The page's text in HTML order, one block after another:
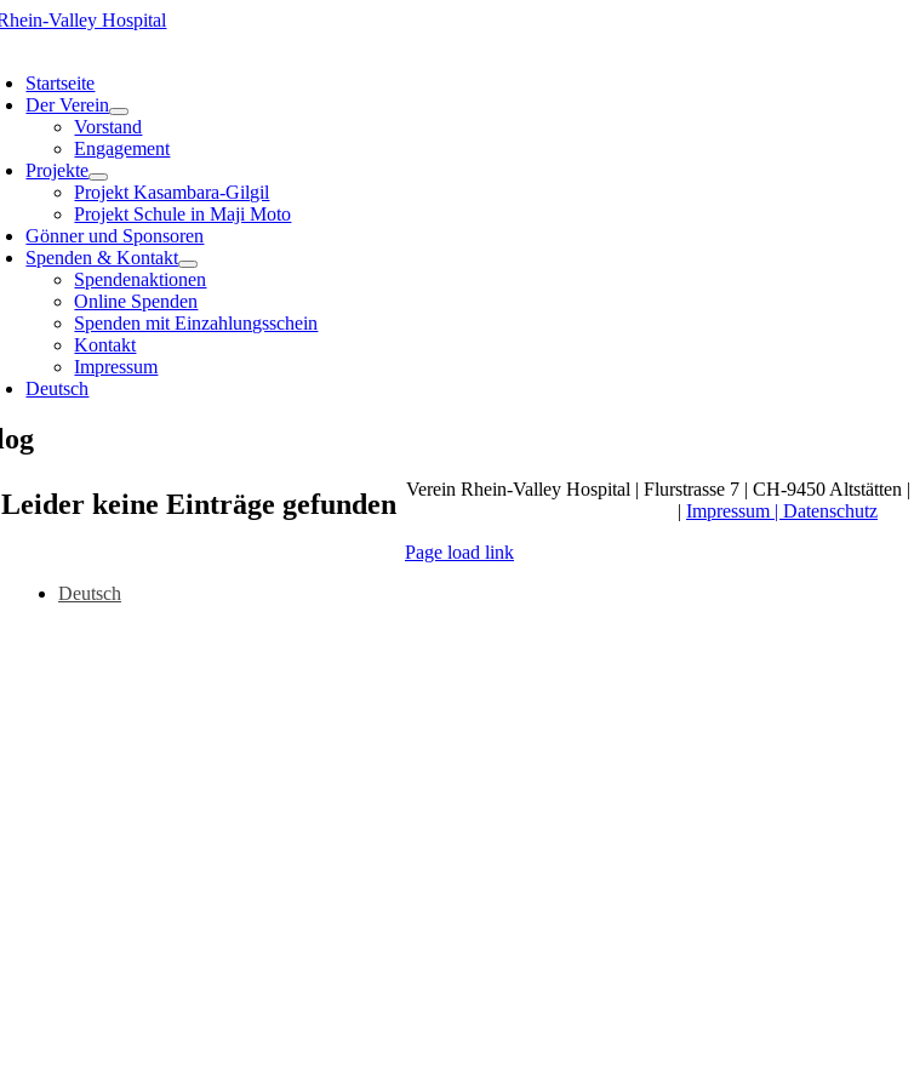
Zum
Startseite
Der Verein
Vorstand
Engagement
Projekte
Projekt Kasambara-Gilgil
Projekt Schule in Maji Moto
Gönner und Sponsoren
Spenden & Kontakt
Spendenaktionen
Online Spenden
Spenden mit Einzahlungsschein
Kontakt
Impressum
Deutsch
Leider keine Einträge gefunden Verein Rhein-Valley Hospital | Flurstrasse 7 | CH-9450 Altstätten |
| Impressum | Datenschutz
Page load link
Deutsch